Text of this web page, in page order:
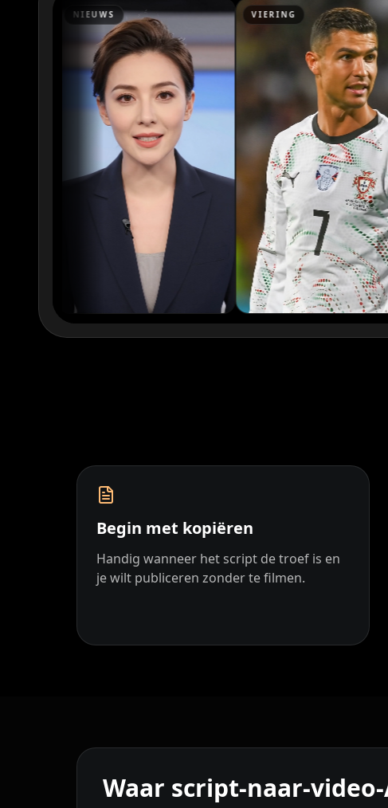
Valkyrae
Podcaster 02 Podcaster 03
Podcaster 05 Podcaster 06
YouTuber 04 YouTuber 05
YouTuber 10 Reporter 01
VIERING BRUILOFT
Begin met kopiëren
Handig wanneer het script de troef is en
je wilt publiceren zonder te filmen.
Waar script-naar-